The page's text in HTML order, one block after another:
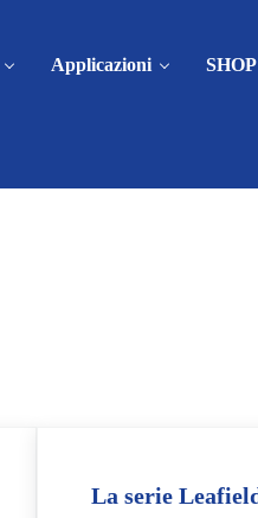
Applicazioni SHOP
La serie